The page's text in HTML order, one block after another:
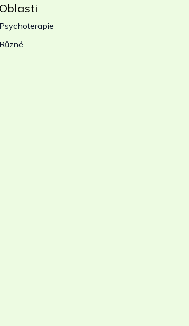
Oblasti
Psychoterapie
Různé